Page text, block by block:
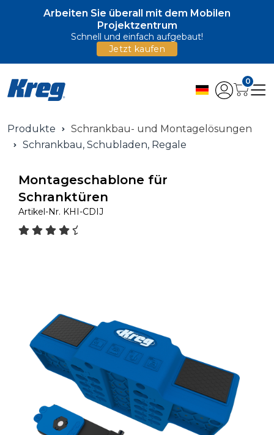
Arbeiten Sie überall mit dem Mobilen
Projektzentrum
Schnell und einfach aufgebaut!
Jetzt kaufen
0
Produkte
Schrankbau- und Montagelösungen
Schrankbau, Schubladen, Regale
Montageschablone für
Schranktüren
Artikel-Nr. KHI-CDIJ